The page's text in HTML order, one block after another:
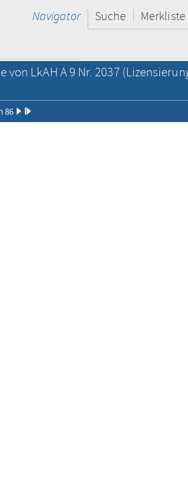
Navigator Suche Merkliste
von LkAH A 9 Nr. 2037
86